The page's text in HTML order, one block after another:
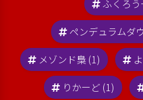
ふくろ
ペンデュラムダ
メゾンド梟 (1)
りかーど (1)